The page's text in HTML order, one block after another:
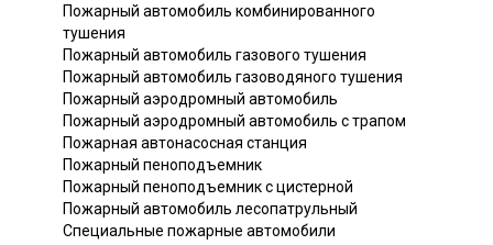
Пожарный автомобиль комбинированного
тушения
Пожарный автомобиль газового тушения
Пожарный автомобиль газоводяного тушения
Пожарный аэродромный автомобиль
Пожарный аэродромный автомобиль с трапом
Пожарная автонасосная станция
Пожарный пеноподъемник
Пожарный пеноподъемник с цистерной
Пожарный автомобиль лесопатрульный
Специальные пожарные автомобили